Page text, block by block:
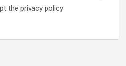
the privacy policy